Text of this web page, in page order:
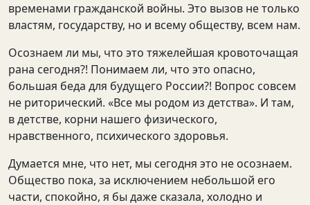
временами гражданской войны. Это вызов не только
властям, государству, но и всему обществу, всем нам.
Осознаем ли мы, что это тяжелейшая кровоточащая
рана сегодня?! Понимаем ли, что это опасно,
большая беда для будущего России?! Вопрос совсем
не риторический. «Все мы родом из детства». И там,
в детстве, корни нашего физического,
нравственного, психического здоровья.
Думается мне, что нет, мы сегодня это не осознаем.
Общество пока, за исключением небольшой его
части, спокойно, я бы даже сказала, холодно и